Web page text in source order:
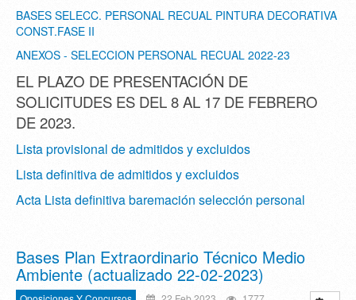
BASES SELECC. PERSONAL RECUAL PINTURA DECORATIVA
CONST.FASE II
ANEXOS - SELECCION PERSONAL RECUAL 2022-23
EL PLAZO DE PRESENTACIÓN DE
SOLICITUDES ES DEL 8 AL 17 DE FEBRERO
DE 2023.
Lista provisional de admitidos y excluidos
Lista definitiva de admitidos y excluidos
Acta Lista definitiva baremación selección personal
Bases Plan Extraordinario Técnico Medio
Ambiente (actualizado 22-02-2023)